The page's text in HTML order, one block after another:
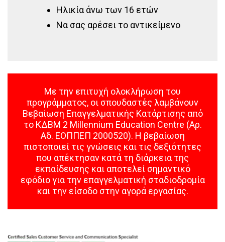
Ηλικία άνω των 16 ετών
Να σας αρέσει το αντικείμενο
Με την επιτυχή ολοκλήρωση του
προγράμματος, οι σπουδαστές λαμβάνουν
Βεβαίωση Επαγγελματικής Κατάρτισης από
το ΚΔΒΜ 2 Millennium Education Centre (Αρ.
Αδ. ΕΟΠΠΕΠ 2000520). Η βεβαίωση
πιστοποιεί τις γνώσεις και τις δεξιότητες
που απέκτησαν κατά τη διάρκεια της
εκπαίδευσης και αποτελεί σημαντικό
εφόδιο για την επαγγελματική σταδιοδρομία
και την είσοδο στην αγορά εργασίας.